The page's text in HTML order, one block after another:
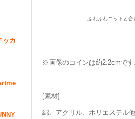
ッカ
ふわふわニットと
※画像のコインは約2.2cmで
[素材]
綿、アクリル、ポリエステル